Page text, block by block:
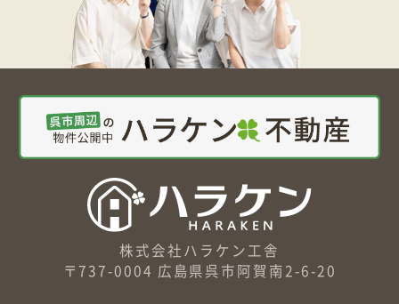
株式会社ハラケン工舎
〒737-0004 広島県呉市阿賀南2-6-20